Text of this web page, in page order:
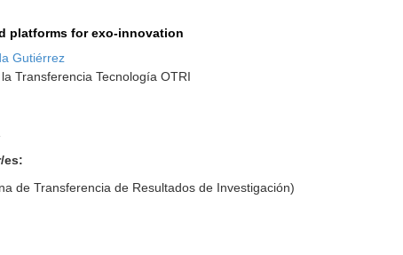
platforms for exo-innovation
Gutiérrez
Transferencia Tecnología OTRI
es:
de Transferencia de Resultados de Investigación)